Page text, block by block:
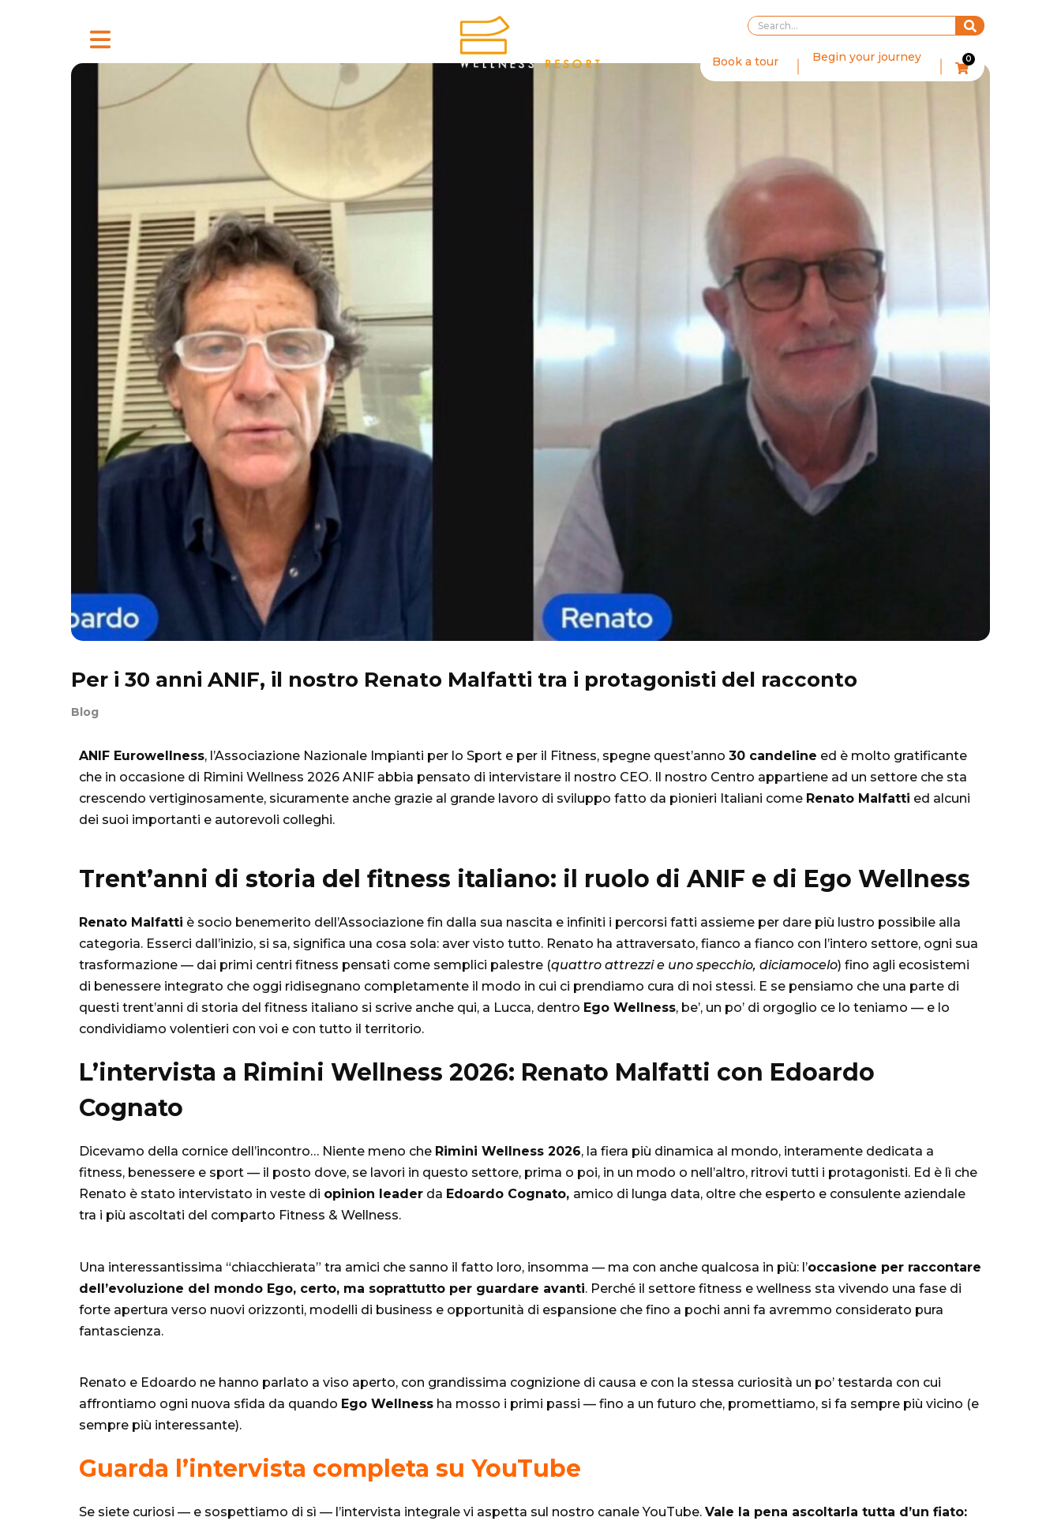
Book a tour Begin your journey 0
Per i 30 anni ANIF, il nostro Renato Malfatti tra i protagonisti del racconto
Blog
ANIF Eurowellness, l’Associazione Nazionale Impianti per lo Sport e per il Fitness, spegne quest’anno 30 candeline ed è molto gratificante
che in occasione di Rimini Wellness 2026 ANIF abbia pensato di intervistare il nostro CEO. Il nostro Centro appartiene ad un settore che sta
crescendo vertiginosamente, sicuramente anche grazie al grande lavoro di sviluppo fatto da pionieri Italiani come Renato Malfatti ed alcuni
dei suoi importanti e autorevoli colleghi.
Trent’anni di storia del fitness italiano: il ruolo di ANIF e di Ego Wellness
Renato Malfatti è socio benemerito dell’Associazione fin dalla sua nascita e infiniti i percorsi fatti assieme per dare più lustro possibile alla
categoria. Esserci dall’inizio, si sa, significa una cosa sola: aver visto tutto. Renato ha attraversato, fianco a fianco con l’intero settore, ogni sua
trasformazione — dai primi centri fitness pensati come semplici palestre (quattro attrezzi e uno specchio, diciamocelo) fino agli ecosistemi
di benessere integrato che oggi ridisegnano completamente il modo in cui ci prendiamo cura di noi stessi. E se pensiamo che una parte di
questi trent’anni di storia del fitness italiano si scrive anche qui, a Lucca, dentro Ego Wellness, be’, un po’ di orgoglio ce lo teniamo — e lo
condividiamo volentieri con voi e con tutto il territorio.
L’intervista a Rimini Wellness 2026: Renato Malfatti con Edoardo
Cognato
Dicevamo della cornice dell’incontro… Niente meno che Rimini Wellness 2026, la fiera più dinamica al mondo, interamente dedicata a
fitness, benessere e sport — il posto dove, se lavori in questo settore, prima o poi, in un modo o nell’altro, ritrovi tutti i protagonisti. Ed è lì che
Renato è stato intervistato in veste di opinion leader da Edoardo Cognato, amico di lunga data, oltre che esperto e consulente aziendale
tra i più ascoltati del comparto Fitness & Wellness.
Una interessantissima “chiacchierata” tra amici che sanno il fatto loro, insomma — ma con anche qualcosa in più: l’occasione per raccontare
dell’evoluzione del mondo Ego, certo, ma soprattutto per guardare avanti. Perché il settore fitness e wellness sta vivendo una fase di
forte apertura verso nuovi orizzonti, modelli di business e opportunità di espansione che fino a pochi anni fa avremmo considerato pura
fantascienza.
Renato e Edoardo ne hanno parlato a viso aperto, con grandissima cognizione di causa e con la stessa curiosità un po’ testarda con cui
affrontiamo ogni nuova sfida da quando Ego Wellness ha mosso i primi passi — fino a un futuro che, promettiamo, si fa sempre più vicino (e
sempre più interessante).
Guarda l’intervista completa su YouTube
Se siete curiosi — e sospettiamo di sì — l’intervista integrale vi aspetta sul nostro canale YouTube. Vale la pena ascoltarla tutta d’un fiato: